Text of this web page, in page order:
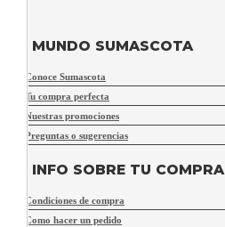
MUNDO SUMASCOTA
Conoce Sumascota
Tu compra perfecta
Nuestras promociones
Preguntas o sugerencias
INFO SOBRE TU COMPRA
Condiciones de compra
Como hacer un pedido